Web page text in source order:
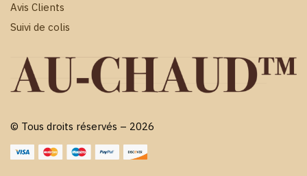
Avis Clients
Suivi de colis
© Tous droits réservés – 2026